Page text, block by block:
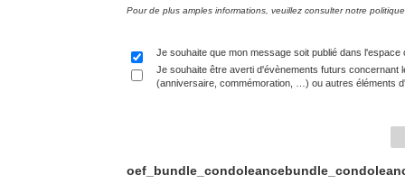
Pour de plus amples informations, veuillez consulter notre
Je souhaite que mon message soit publié dans l'espace
Je souhaite être averti d'évènements futurs concernant
(anniversaire, commémoration, …) ou autres éléments